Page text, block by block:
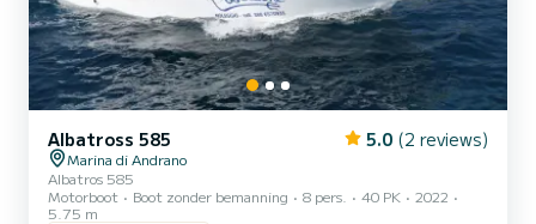
Albatross 585 5.0 (2 reviews)
Marina di Andrano
Albatros 585
Motorboot
Boot zonder bemanning 8 pers. 40 PK
2022
5.75 m